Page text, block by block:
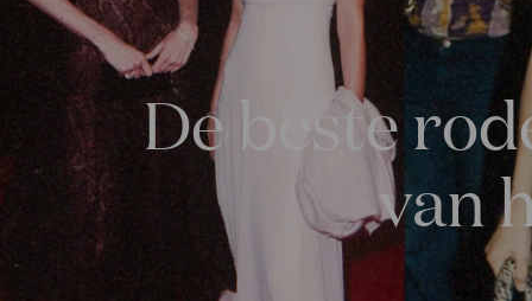
De beste
van